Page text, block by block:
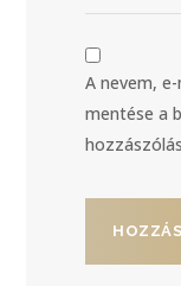
A nevem,
mentése a